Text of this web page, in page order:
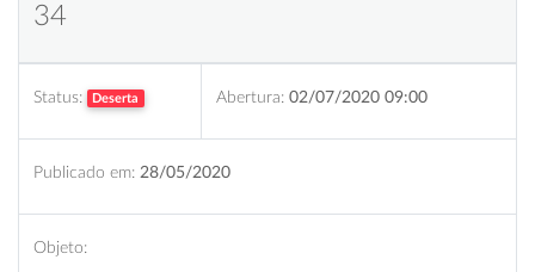
34
Status: Deserta Abertura: 02/07/2020 09:00
Publicado em: 28/05/2020
Objeto: